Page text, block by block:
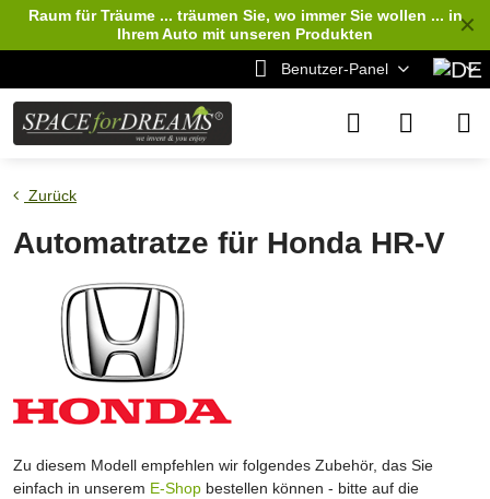
✕
Raum für Träume ... träumen Sie, wo immer Sie wollen ... in
Ihrem Auto mit unseren Produkten
Benutzer-Panel
Zurück
Automatratze für Honda HR-V
Zu diesem Modell empfehlen wir folgendes Zubehör, das Sie
einfach in unserem E-Shop bestellen können - bitte auf die